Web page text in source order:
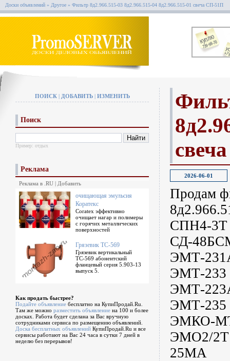
Доски объявлений » Другое » Фильтр 8д2.966.515-03 8д2.966.515-04 8д2.966.515-01 свеча СП-51П
ПОИСК| ДОБАВИТЬ| ИЗМЕНИТЬ
Поиск
Пример: отдых
Реклама
Реклама в .RU | Добавить
очищающая эмульсия
Коратекс
Coratex эффективно
очищает нагар и полимеры
с горячих металлических
поверхностей
Грязевик ТС-569
Грязевик вертикальный
ТС-569 абонентский
фланцевый серия 5.903-13
выпуск 5.
Как продать быстрее?
Подайте объявление бесплатно на КупиПродай.Ru.
Там же можно разместить объявление на 100 и более
досках. Работа будет сделана за Вас вручную
сотрудниками сервиса по размещению объявлений.
Доска бесплатных объявлений КупиПродай.Ru и все
сервисы работают на Вас 24 часа в сутки 7 дней в
неделю без перерывов!
2026-06-01
Продам
СПН4-3Т
СД-
ЭМТ-
ЭМТ-233
ЭМТ-
ЭМТ-235
ЭМКО-МТ
ЭМО2/2Т
25МА